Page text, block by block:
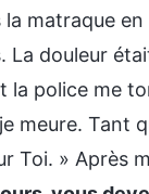
matraque
douleur
police me
meure. Tant
Toi. » Après